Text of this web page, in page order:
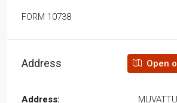
FORM 10738
Address Open
Address: